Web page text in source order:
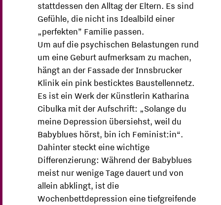
stattdessen den Alltag der Eltern. Es sind
Gefühle, die nicht ins Idealbild einer
„perfekten” Familie passen.
Um auf die psychischen Belastungen rund
um eine Geburt aufmerksam zu machen,
hängt an der Fassade der Innsbrucker
Klinik ein pink besticktes Baustellennetz.
Es ist ein Werk der Künstlerin Katharina
Cibulka mit der Aufschrift: „Solange du
meine Depression übersiehst, weil du
Babyblues hörst, bin ich Feminist:in“.
Dahinter steckt eine wichtige
Differenzierung: Während der Babyblues
meist nur wenige Tage dauert und von
allein abklingt, ist die
Wochenbettdepression eine tiefgreifende